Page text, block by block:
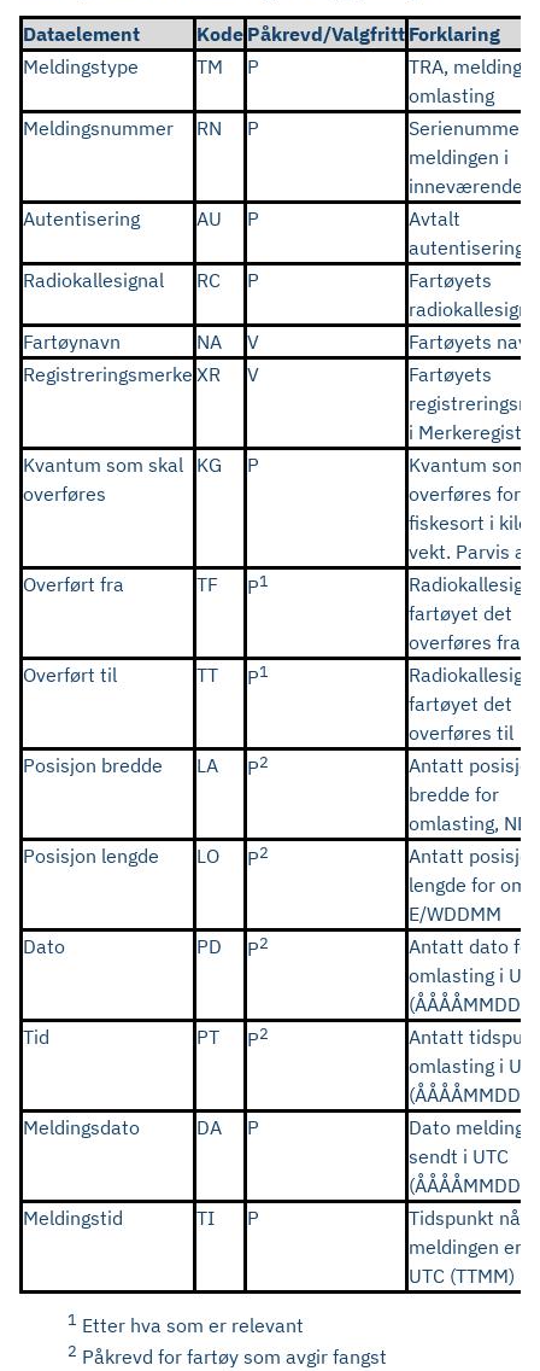
Dataelement
Kode Påkrevd/Valgfritt Forklaring
Meldingstype
TM P
TRA, melding
omlasting
Meldingsnummer
RN P
Serienummer
meldingen i
inneværende
Autentisering
AU P
Avtalt
Radiokallesignal
RC P
Fartøyets
Fartøynavn
NA V
Fartøyets navn
Registreringsmerke XR V
Fartøyets
i
Kvantum som skal
overføres
KG P
Kvantum som
overføres
fiskesort i kilo
vekt. Parvis
Overført fra
TF P1
fartøyet det
overføres fra
Overført til
TT P1
fartøyet det
overføres til
Posisjon bredde
LA P2
Antatt posisjon
bredde for
omlasting,
Posisjon lengde
LO P2
Antatt posisjon
lengde for
E/WDDMM
Dato
PD P2
Antatt dato for
omlasting i
(ÅÅÅÅMMDD)
Tid
PT P2
Antatt
omlasting i
(ÅÅÅÅMMDD)
Meldingsdato
DA P
Dato
sendt i UTC
(ÅÅÅÅMMDD)
Meldingstid
TI P
Tidspunkt når
meldingen er
UTC (TTMM)
1 Etter hva som er relevant
2 Påkrevd for fartøy som avgir fangst